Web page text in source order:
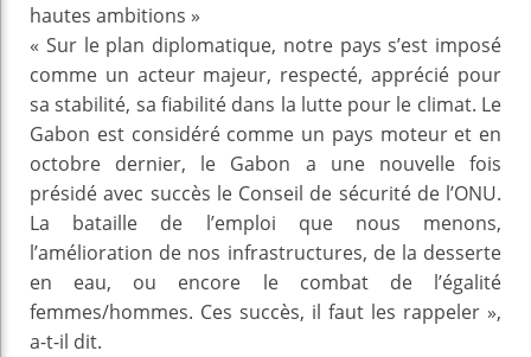
hautes ambitions »
« Sur le plan diplomatique, notre pays s’est imposé
comme un acteur majeur, respecté, apprécié pour
sa stabilité, sa fiabilité dans la lutte pour le climat. Le
Gabon est considéré comme un pays moteur et en
octobre dernier, le Gabon a une nouvelle fois
présidé avec succès le Conseil de sécurité de l’ONU.
La bataille de l’emploi que nous menons,
l’amélioration de nos infrastructures, de la desserte
en eau, ou encore le combat de l’égalité
femmes/hommes. Ces succès, il faut les rappeler »,
a-t-il dit.